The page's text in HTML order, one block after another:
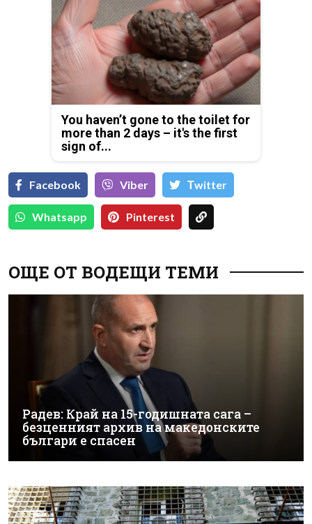
You haven’t gone to the toilet for
more than 2 days – it's the first
sign of...
Facebook Viber Тwitter
Whatsapp Pinterest
ОЩЕ ОТ ВОДЕЩИ ТЕМИ
Радев: Край на 15-годишната сага –
безценният архив на македонските
българи е спасен